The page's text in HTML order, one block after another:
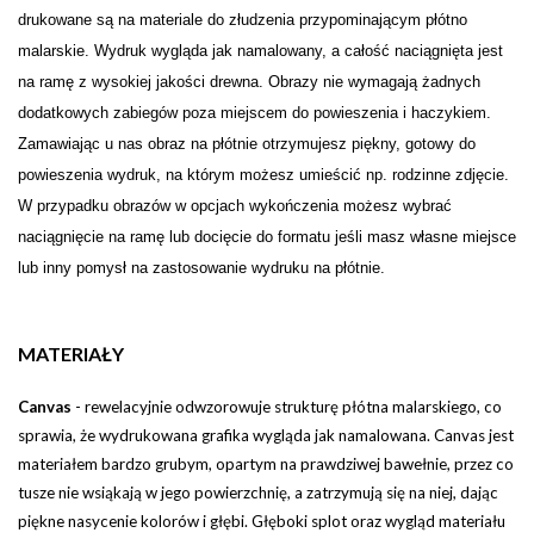
drukowane są na materiale do złudzenia przypominającym płótno
malarskie. Wydruk wygląda jak namalowany, a całość naciągnięta jest
na ramę z wysokiej jakości drewna. Obrazy nie wymagają żadnych
dodatkowych zabiegów poza miejscem do powieszenia i haczykiem.
Zamawiając u nas obraz na płótnie otrzymujesz piękny, gotowy do
powieszenia wydruk, na którym możesz umieścić np. rodzinne zdjęcie.
W przypadku obrazów w opcjach wykończenia możesz wybrać
naciągnięcie na ramę lub docięcie do formatu jeśli masz własne miejsce
lub inny pomysł na zastosowanie wydruku na płótnie.
MATERIAŁY
Canvas - rewelacyjnie odwzorowuje strukturę płótna malarskiego, co
sprawia, że wydrukowana grafika wygląda jak namalowana. Canvas jest
materiałem bardzo grubym, opartym na prawdziwej bawełnie, przez co
tusze nie wsiąkają w jego powierzchnię, a zatrzymują się na niej, dając
piękne nasycenie kolorów i głębi.Głęboki splot oraz wygląd materiału